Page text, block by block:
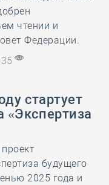
чтении и
Федерации.
стартует
«Экспертиза
будущего
2025 года и